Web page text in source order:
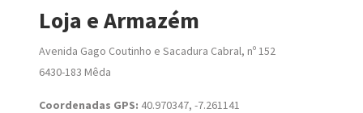
Loja e Armazém
Avenida Gago Coutinho e Sacadura Cabral, nº 152
6430-183 Mêda
Coordenadas GPS: 40.970347, -7.261141